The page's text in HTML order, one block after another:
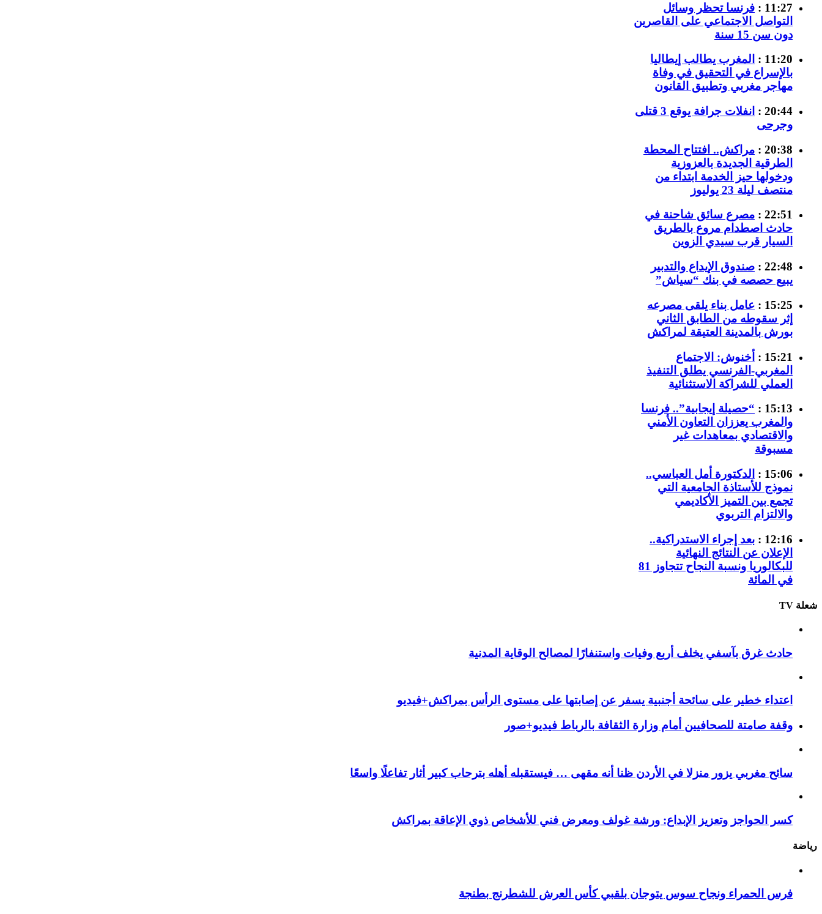
11:27 :
فرنسا تحظر وسائل
التواصل الاجتماعي على القاصرين
دون سن 15 سنة
11:20 :
المغرب يطالب إيطاليا
بالإسراع في التحقيق في وفاة
مهاجر مغربي وتطبيق القانون
20:44 :
انفلات جرافة يوقع 3 قتلى
وجرحى
20:38 :
مراكش.. افتتاح المحطة
الطرقية الجديدة بالعزوزية
ودخولها حيز الخدمة ابتداء من
منتصف ليلة 23 يوليوز
22:51 :
مصرع سائق شاحنة في
حادث اصطدام مروع بالطريق
السيار قرب سيدي الزوين
22:48 :
صندوق الإيداع والتدبير
يبيع حصصه في بنك “سياش”
15:25 :
عامل بناء يلقى مصرعه
إثر سقوطه من الطابق الثاني
بورش بالمدينة العتيقة لمراكش
15:21 :
أخنوش: الاجتماع
المغربي-الفرنسي يطلق التنفيذ
العملي للشراكة الاستثنائية
15:13 :
“حصيلة إيجابية”.. فرنسا
والمغرب يعززان التعاون الأمني
والاقتصادي بمعاهدات غير
مسبوقة
15:06 :
الدكتورة أمل العباسي..
نموذج للأستاذة الجامعية التي
تجمع بين التميز الأكاديمي
والالتزام التربوي
12:16 :
بعد إجراء الاستدراكية..
الإعلان عن النتائج النهائية
للبكالوريا ونسبة النجاح تتجاوز 81
في المائة
شعلة TV
حادث غرق بآسفي يخلف أربع وفيات واستنفارًا لمصالح الوقاية المدنية
اعتداء خطير على سائحة أجنبية يسفر عن إصابتها على مستوى الرأس بمراكش+فيديو
وقفة صامتة للصحافيين أمام وزارة الثقافة بالرباط فيديو+صور
سائح مغربي يزور منزلا في الأردن ظنا أنه مقهى … فيستقبله أهله بترحاب كبير أثار تفاعلًا واسعًا
كسر الحواجز وتعزيز الإبداع: ورشة غولف ومعرض فني للأشخاص ذوي الإعاقة بمراكش
رياضة
فرس الحمراء ونجاح سوس يتوجان بلقبي كأس العرش للشطرنج بطنجة